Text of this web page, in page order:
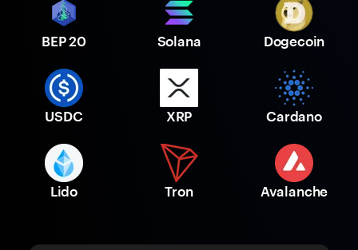
BEP 20 Solana Dogecoin
USDC XRP Cardano
Lido Tron Avalanche